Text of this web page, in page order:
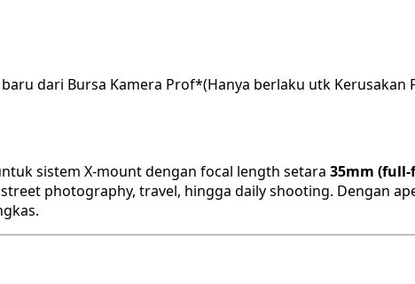
dari Bursa Kamera Prof*(Hanya berlaku utk Kerusakan
sistem X-mount dengan focal length setara 35mm
photography, travel, hingga daily shooting. Dengan